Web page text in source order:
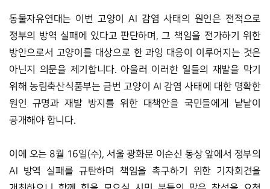
동물자유연대는 이번 고양이 AI 감염 사태의 원인은 전적으로
정부의 방역 실패에 있다고 판단하며, 그 책임을 전가하기 위한
방안으로서 고양이를 대상으로 한 과잉 대응이 이루어지는 것은
아닌지 의문을 제기합니다. 아울러 이러한 일들의 재발을 막기
위해 농림축산식품부는 금번 고양이 AI 감염 사태에 대한 명확한
원인 규명과 재발 방지를 위한 대책안을 국민들에게 낱낱이
공개해야 합니다.
이에 오는 8월 16일(수), 서울 광화문 이순신 동상 앞에서 정부의
AI 방역 실패를 규탄하며 책임을 촉구하기 위한 기자회견을